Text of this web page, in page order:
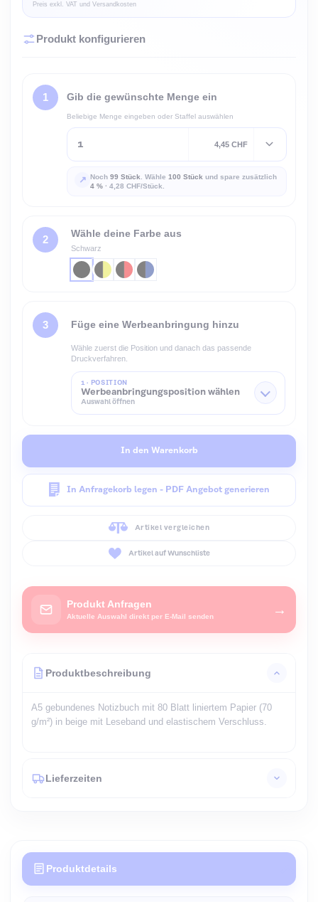
Preis exkl. VAT und Versandkosten
Produkt konfigurieren
Gib die gewünschte Menge ein
Beliebige Menge eingeben oder Staffel auswählen
4,45 CHF
↗ Noch 99 Stück . Wähle 100 Stück und spare zusätzlich
4 % · 4,28 CHF/Stück.
Wähle deine Farbe aus
Schwarz
Füge eine Werbeanbringung hinzu
Wähle zuerst die Position und danach das passende
Druckverfahren.
1 · POSITION
Werbeanbringungsposition wählen
Auswahl öffnen
In den Warenkorb
In Anfragekorb legen - PDF Angebot generieren
Artikel vergleichen
Artikel auf Wunschliste
Produkt Anfragen
Aktuelle Auswahl direkt per E-Mail senden →
Produktbeschreibung
A5 gebundenes Notizbuch mit 80 Blatt liniertem Papier (70
g/m²) in beige mit Leseband und elastischem Verschluss.
Lieferzeiten
Produktdetails